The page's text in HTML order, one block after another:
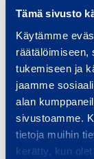
Tämä sivusto
Käytämme
räätälöimiseen,
tukemiseen ja
jaamme
alan
sivustoamme.
tietoja muihin
kerätty, kun